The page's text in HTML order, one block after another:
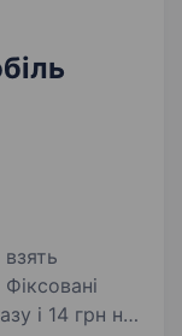
і 14 грн на